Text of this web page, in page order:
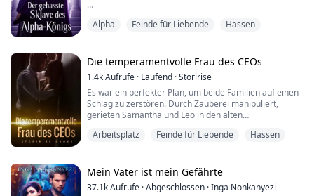
und ein neuer Monarch die Macht übernahm, Prinz
Prinz Cone war schon immer hungrig nach mehr Macht
und immer mehr.
Nach seiner Krönung griff er Salem an.
Der Angriff kam so unerwartet, dass Salem nicht
darauf vorbereitet war. Sie wurden...
Alpha Feinde für Liebende Hassen
Die temperamentvolle Frau des CEOs
1.4kAufrufe · Laufend ·Storirise
Es war ein perfekter Plan, um beide Familien auf einen
Schlag zu zerstören. Durch Zauberei manipuliert,
gerieten Samantha und Leo in den alten
einer One-Night-Stand-Situation wiederfanden.
entsetzt, als sie bemerkte, dass sie nicht in ihrem
Wohnheimzimmer war…
Arbeitsplatz Feinde für Liebende Hassen
Mein Vater ist mein Gefährte
37.1kAufrufe ·Abgeschlossen ·Inga Nonkanyezi